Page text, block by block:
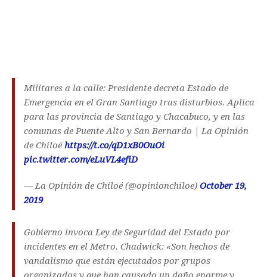
Militares a la calle: Presidente decreta Estado de
Emergencia en el Gran Santiago tras disturbios. Aplica
para las provincia de Santiago y Chacabuco, y en las
comunas de Puente Alto y San Bernardo | La Opinión
de Chiloéhttps://t.co/qD1xB0OuOi
pic.twitter.com/eLuVL4efiD
— La Opinión de Chiloé (@opinionchiloe) October 19,
2019
Gobierno invoca Ley de Seguridad del Estado por
incidentes en el Metro. Chadwick: «Son hechos de
vandalismo que están ejecutados por grupos